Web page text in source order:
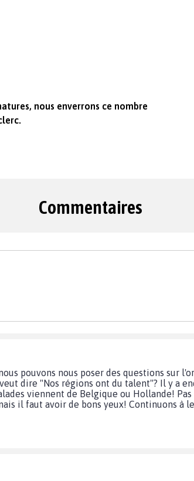
nous enverrons ce nombre
Commentaires
pouvons nous poser des questions sur
dire "Nos régions ont du talent"? Il y a
viennent de Belgique ou Hollande!
il faut avoir de bons yeux! Continuons à